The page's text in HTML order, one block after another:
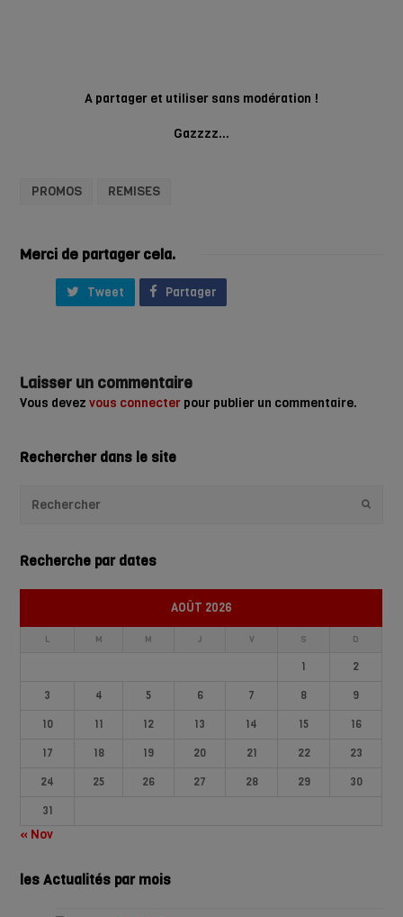
A partager et utiliser sans modération !
Gazzzz…
PROMOS REMISES
Merci de partager cela.
Tweet Partager
Laisser un commentaire
Vous devezvous connecter pour publier un commentaire.
Rechercher dans le site
Recherche par dates
AOÛT 2026
L M M J V S D
1
2
3
4 5 6 7 8
9
10
11 12 13 14 15
16
17
18 19 20 21 22
23
24
25 26 27 28 29
30
31
« Nov
les Actualités par mois